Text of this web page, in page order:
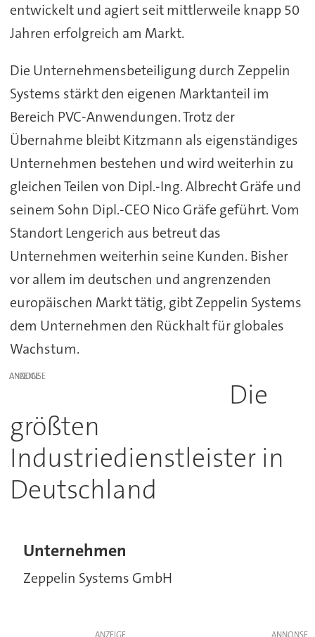
entwickelt und agiert seit mittlerweile knapp 50
Jahren erfolgreich am Markt.
Die Unternehmensbeteiligung durch Zeppelin
Systems stärkt den eigenen Marktanteil im
Bereich PVC-Anwendungen. Trotz der
Übernahme bleibt Kitzmann als eigenständiges
Unternehmen bestehen und wird weiterhin zu
gleichen Teilen von Dipl.-Ing. Albrecht Gräfe und
seinem Sohn Dipl.-CEO Nico Gräfe geführt. Vom
Standort Lengerich aus betreut das
Unternehmen weiterhin seine Kunden. Bisher
vor allem im deutschen und angrenzenden
europäischen Markt tätig, gibt Zeppelin Systems
dem Unternehmen den Rückhalt für globales
Wachstum.
ANZEIGE
Die
größten
Industriedienstleister in
Deutschland
Unternehmen
Zeppelin Systems GmbH
ANZEIGE